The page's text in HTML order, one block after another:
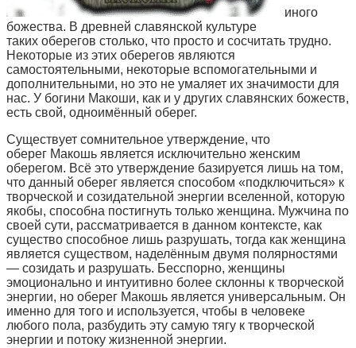
иного
божества. В древней славянской культуре
таких оберегов столько, что просто и сосчитать трудно.
Некоторые из этих оберегов являются
самостоятельными, некоторые вспомогательными и
дополнительными, но это не умаляет их значимости для
нас. У богини Макоши, как и у других славянских божеств,
есть свой, одноимённый оберег.
Существует сомнительное утверждение, что
оберег Макошь является исключительно женским
оберегом. Всё это утверждение базируется лишь на том,
что данный оберег является способом «подключиться» к
творческой и созидательной энергии вселенной, которую
якобы, способна постигнуть только женщина. Мужчина по
своей сути, рассматривается в данном контексте, как
существо способное лишь разрушать, тогда как женщина
является существом, наделённым двумя полярностями
— созидать и разрушать. Бесспорно, женщины
эмоционально и интуитивно более склонны к творческой
энергии, но оберег Макошь является универсальным. Он
именно для того и используется, чтобы в человеке
любого пола, разбудить эту самую тягу к творческой
энергии и потоку жизненной энергии.